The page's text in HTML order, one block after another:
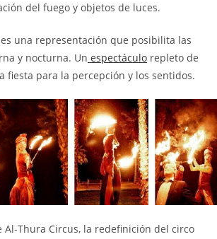
del fuego y objetos de luces.
una representación que posibilita las
y nocturna. Un espectáculo repleto de
fiesta para la percepción y los sentidos.
Al-Thura Circus, la redefinición del circo